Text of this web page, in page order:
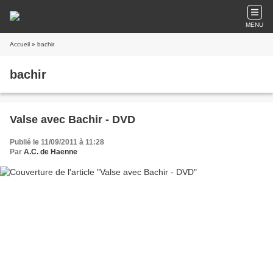
MENU
Accueil » bachir
bachir
Valse avec Bachir - DVD
Publié le 11/09/2011 à 11:28
Par A.C. de Haenne